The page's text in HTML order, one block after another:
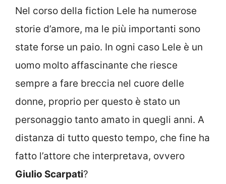
Nel corso della fiction Lele ha numerose
storie d’amore, ma le più importanti sono
state forse un paio. In ogni caso Lele è un
uomo molto affascinante che riesce
sempre a fare breccia nel cuore delle
donne, proprio per questo è stato un
personaggio tanto amato in quegli anni. A
distanza di tutto questo tempo, che fine ha
fatto l’attore che interpretava, ovvero
Giulio Scarpati?